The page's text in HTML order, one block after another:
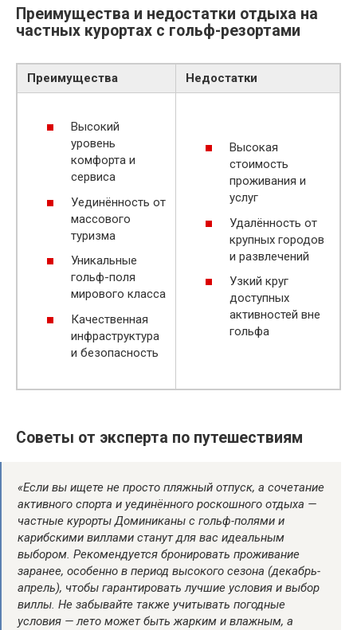
Преимущества и недостатки отдыха на
частных курортах с гольф-резортами
Преимущества Недостатки
Высокий
уровень
комфорта и
сервиса
Уединённость от
массового
туризма
Уникальные
гольф-поля
мирового класса
Качественная
инфраструктура
и безопасность
Высокая
стоимость
проживания и
услуг
Удалённость от
крупных городов
и развлечений
Узкий круг
доступных
активностей вне
гольфа
Советы от эксперта по путешествиям
«Если вы ищете не просто пляжный отпуск, а сочетание
активного спорта и уединённого роскошного отдыха —
частные курорты Доминиканы с гольф-полями и
карибскими виллами станут для вас идеальным
выбором. Рекомендуется бронировать проживание
заранее, особенно в период высокого сезона (декабрь-
апрель), чтобы гарантировать лучшие условия и выбор
виллы. Не забывайте также учитывать погодные
условия — лето может быть жарким и влажным, а